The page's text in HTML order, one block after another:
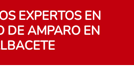
EXPERTOS EN
DE AMPARO EN